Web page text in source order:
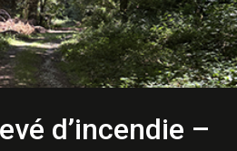
d’incendie –